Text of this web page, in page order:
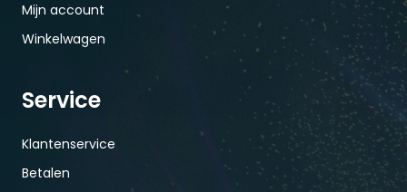
Mijn account
Winkelwagen
Service
Klantenservice
Betalen